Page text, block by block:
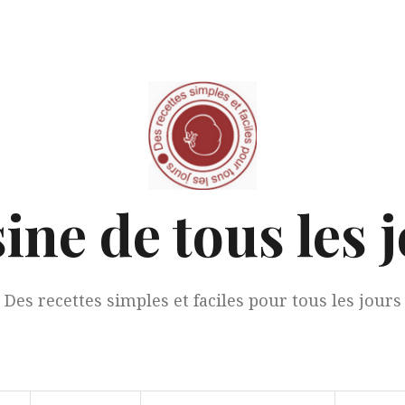
de tous les
Des recettes simples et faciles pour tous les jours